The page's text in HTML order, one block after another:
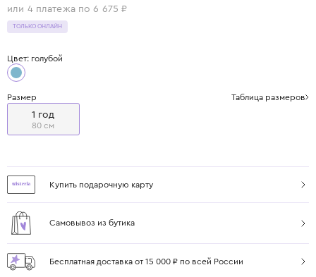
или 4 платежа по 6 675 ₽
ТОЛЬКО ОНЛАЙН
Цвет: голубой
Размер Таблица размеров
1 год
80 см
Купить подарочную карту
Самовывоз из бутика
Бесплатная доставка от 15 000 ₽ по всей России